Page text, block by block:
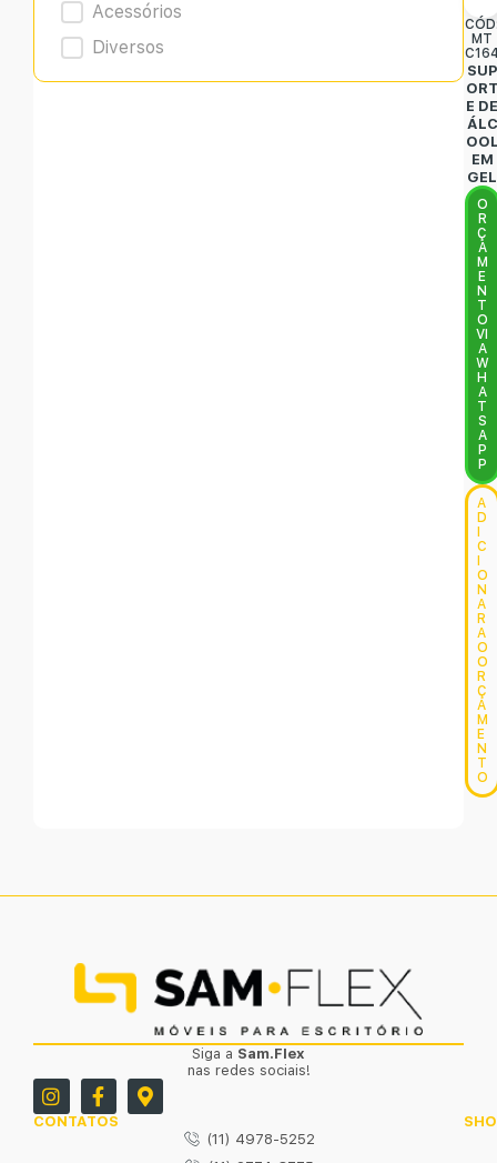
Product Archive
Acessórios
Diversos
MT
SUP
E
ÁLC
EM
GEL
O
R
Ç
A
M
E
N
T
O
VI
A
W
H
A
T
S
A
P
P
A
D
C
O
N
A
R
A
O
O
R
Ç
A
M
E
N
T
O
Siga a Sam.Flex
nas redes sociais!
CONTATOS
(11) 4978-5252